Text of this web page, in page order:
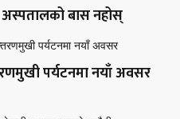
बास नहोस्
पर्यटनमा नयाँ अवसर